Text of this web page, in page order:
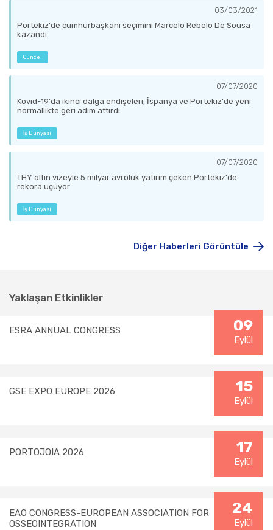
03/03/2021
Portekiz'de cumhurbaşkanı seçimini Marcelo Rebelo De Sousa
kazandı
Güncel
07/07/2020
Kovid-19'da ikinci dalga endişeleri, İspanya ve Portekiz'de yeni
normallikte geri adım attırdı
İş Dünyası
07/07/2020
THY altın vizeyle 5 milyar avroluk yatırım çeken Portekiz'de
rekora uçuyor
İş Dünyası
Diğer Haberleri Görüntüle
Yaklaşan Etkinlikler
ESRA ANNUAL CONGRESS 09
Eylül
GSE EXPO EUROPE 2026 15
Eylül
PORTOJOIA 2026 17
Eylül
EAO CONGRESS-EUROPEAN ASSOCIATION FOR
OSSEOINTEGRATION
24
Eylül